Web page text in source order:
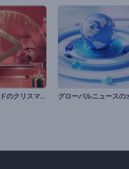
ルビーレッドのクリスマスロゴ